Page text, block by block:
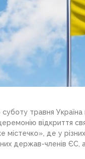
травня
відкриття
де у різних
держав-членів